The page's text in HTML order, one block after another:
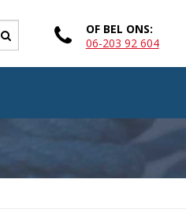
OF BEL ONS:
06-203 92 604